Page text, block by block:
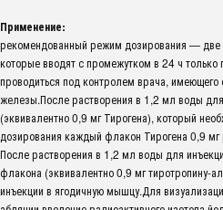
Применение:
рекомендованный режим дозирования — две
которые вводят с промежутком в 24 ч
проводиться под контролем врача,
железы.После растворения в 1,2 мл воды
(эквивалентно 0,9 мг Тирогена), который
дозирования каждый флакон Тирогена 0,9
После растворения в 1,2 мл воды для
флакона (эквивалентно 0,9 мг тиротропину-
инъекции в ягодичную мышцу.Для